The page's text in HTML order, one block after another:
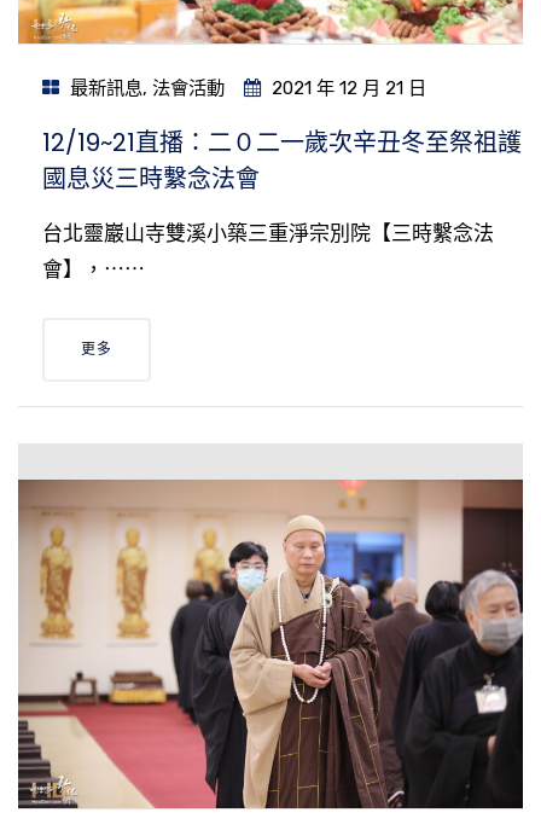
最新訊息, 法會活動 2021 年 12 月 21 日
12/19~21直播：二０二一歲次辛丑冬至祭祖護
國息災三時繫念法會
台北靈巖山寺雙溪小築三重淨宗別院【三時繫念法
會】，⋯⋯
更多